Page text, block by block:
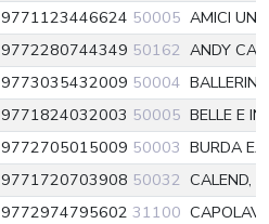
9771123446624 50005 AMICI
9772280744349 50162 ANDY
9773035432009 50004
9771824032003 50005 BELLE E
9772705015009 50003 BURDA
9771720703908 50032 CALEND,
9772974795602 31100